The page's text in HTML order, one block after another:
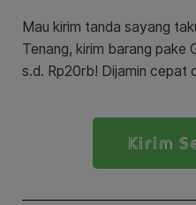
Mau kirim tanda sayang
Tenang, kirim barang pake
s.d. Rp20rb! Dijamin cepat
Kirim